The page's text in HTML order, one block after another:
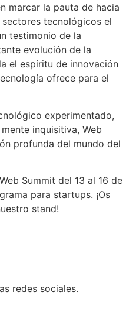
marcar la pauta de hacia
tecnológicos el
testimonio de la
evolución de la
el espíritu de innovación
ofrece para el
experimentado,
inquisitiva, Web
profunda del mundo del
Summit del 13 al 16 de
para startups. ¡Os
stand!
redes sociales.